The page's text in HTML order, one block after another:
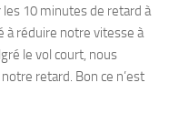
les 10 minutes de retard à
à réduire notre vitesse à
le vol court, nous
retard. Bon ce n’est